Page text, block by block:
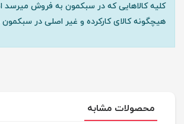
کلیه کالاهایی که در سبکمون به فروش میرسد
هیچگونه کالای کارکرده و غیر اصلی در
محصولات مشابه